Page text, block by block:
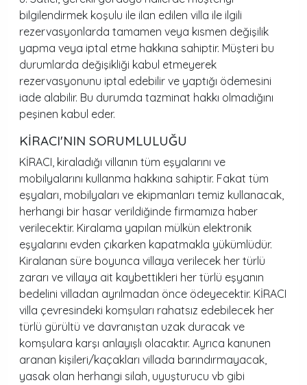
bilgilendirmek koşulu ile ilan edilen villa ile ilgili
rezervasyonlarda tamamen veya kısmen değişilik
yapma veya iptal etme hakkına sahiptir. Müşteri bu
durumlarda değişikliği kabul etmeyerek
rezervasyonunu iptal edebilir ve yaptığı ödemesini
iade alabilir. Bu durumda tazminat hakkı olmadığını
peşinen kabul eder.
KİRACI'NIN SORUMLULUĞU
KİRACI, kiraladığı villanın tüm eşyalarını ve
mobilyalarını kullanma hakkına sahiptir. Fakat tüm
eşyaları, mobilyaları ve ekipmanları temiz kullanacak,
herhangi bir hasar verildiğinde firmamıza haber
verilecektir. Kiralama yapılan mülkün elektronik
eşyalarını evden çıkarken kapatmakla yükümlüdür.
Kiralanan süre boyunca villaya verilecek her türlü
zararı ve villaya ait kaybettikleri her türlü eşyanın
bedelini villadan ayrılmadan önce ödeyecektir. KİRACI
villa çevresindeki komşuları rahatsız edebilecek her
türlü gürültü ve davranıştan uzak duracak ve
komşulara karşı anlayışlı olacaktır. Ayrıca kanunen
aranan kişileri/kaçakları villada barındırmayacak,
yasak olan herhangi silah, uyuşturucu vb gibi